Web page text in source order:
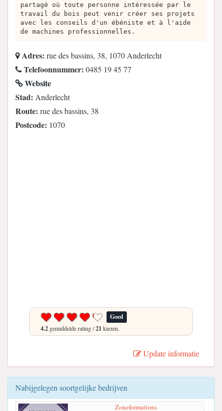
partagé où toute personne intéressée par le
travail du bois peut venir créer ses projets
avec les conseils d'un ébéniste et à l'aide
de machines professionnelles.
Adres: rue des bassins, 38, 1070 Anderlecht
Telefoonnummer: 0485 19 45 77
Website
Stad: Anderlecht
Route: rue des bassins, 38
Postcode: 1070
Goed
4.2 gemiddelde rating /21 kiezen.
Update informatie
Nabijgelegen soortgelijke bedrijven
Zoneformations